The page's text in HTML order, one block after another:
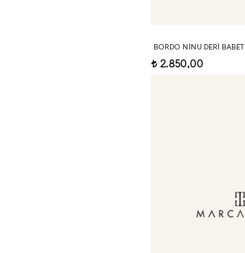
BORDO NINU DERI BABET
t2.850,00